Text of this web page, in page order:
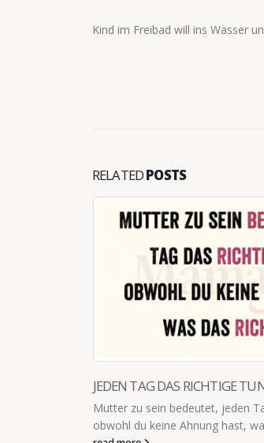
Kind im Freibad will ins Wasser
RELATEDPOSTS
Tag das Richtige zu tun,
was das Richtige ist.
"Nein